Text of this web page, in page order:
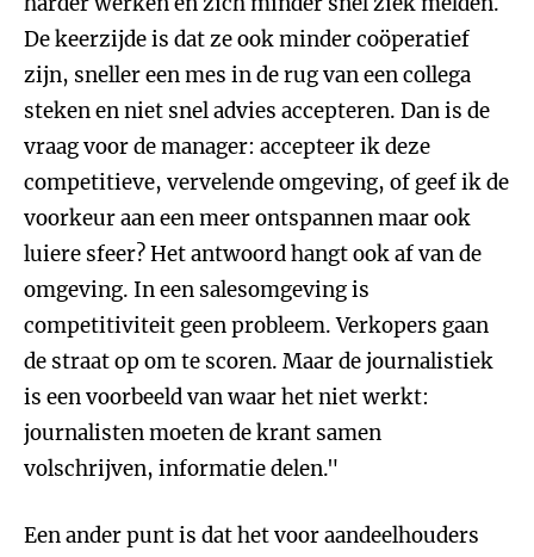
De keerzijde is dat ze ook minder coöperatief
zijn, sneller een mes in de rug van een collega
steken en niet snel advies accepteren. Dan is de
vraag voor de manager: accepteer ik deze
competitieve, vervelende omgeving, of geef ik de
voorkeur aan een meer ontspannen maar ook
luiere sfeer? Het antwoord hangt ook af van de
omgeving. In een salesomgeving is
competitiviteit geen probleem. Verkopers gaan
de straat op om te scoren. Maar de journalistiek
is een voorbeeld van waar het niet werkt:
journalisten moeten de krant samen
volschrijven, informatie delen."
Een ander punt is dat het voor aandeelhouders